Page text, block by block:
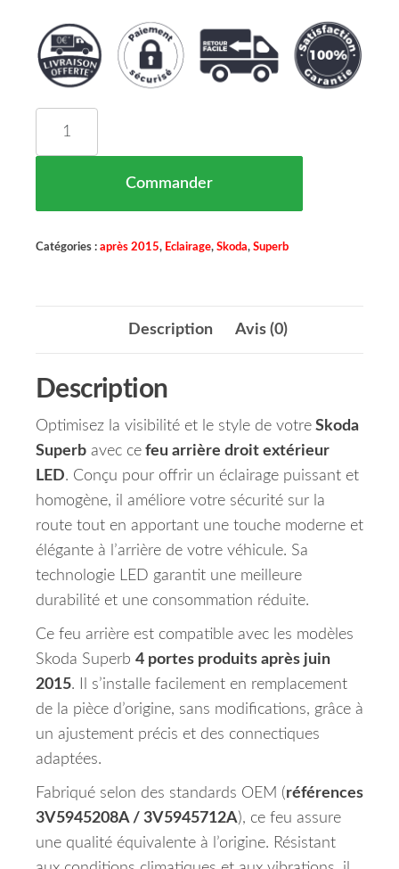
Commander
Catégories : après 2015, Eclairage, Skoda, Superb
Description Avis (0)
Description
Optimisez la visibilité et le style de votre Skoda
Superb avec ce feu arrière droit extérieur
LED. Conçu pour offrir un éclairage puissant et
homogène, il améliore votre sécurité sur la
route tout en apportant une touche moderne et
élégante à l’arrière de votre véhicule. Sa
technologie LED garantit une meilleure
durabilité et une consommation réduite.
Ce feu arrière est compatible avec les modèles
Skoda Superb 4 portes produits après juin
2015. Il s’installe facilement en remplacement
de la pièce d’origine, sans modifications, grâce à
un ajustement précis et des connectiques
adaptées.
Fabriqué selon des standards OEM (références
3V5945208A / 3V5945712A), ce feu assure
une qualité équivalente à l’origine. Résistant